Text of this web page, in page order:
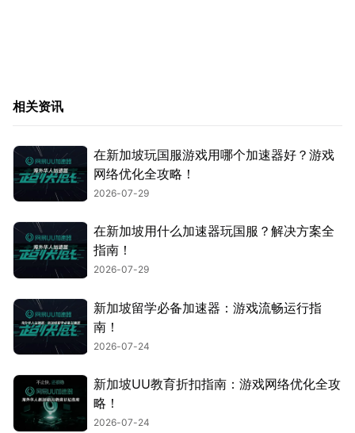
相关资讯
在新加坡玩国服游戏用哪个加速器好？游戏
网络优化全攻略！
2026-07-29
在新加坡用什么加速器玩国服？解决方案全
指南！
2026-07-29
新加坡留学必备加速器：游戏流畅运行指
南！
2026-07-24
新加坡UU教育折扣指南：游戏网络优化全攻
略！
2026-07-24